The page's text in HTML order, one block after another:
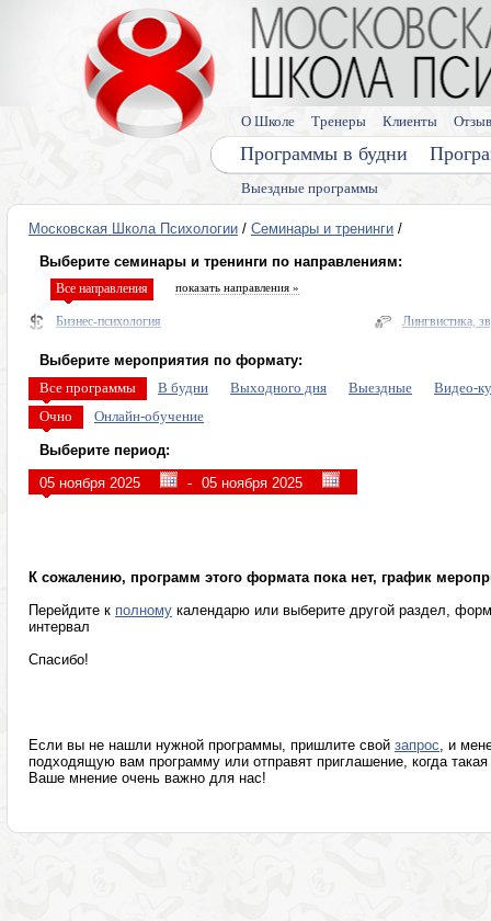
Выездные программы
Программы в будни
О Школе Тренеры Клиенты
Московская Школа Психологии / Семинары и тренинги /
Выберите семинары и тренинги по направлениям:
Все направления показать направления »
Бизнес-психология
Диагностика и прогнозирование
Психо и энерго практики общения и переговоров
Управление мышлением
Персональные пси-возможности
Гипноз, интуиция, сны
Лингвистика,
Выберите мероприятия по формату:
Все программы
В будни Выходного дня Выездные
Видео-
Очно
Онлайн-обучение
Выберите период:
-
К сожалению, программ этого формата пока нет, график
Перейдите к полному календарю или выберите другой раздел,
интервал
Спасибо!
Если вы не нашли нужной программы, пришлите свой запрос, и
подходящую вам программу или отправят приглашение, когда
Ваше мнение очень важно для нас!